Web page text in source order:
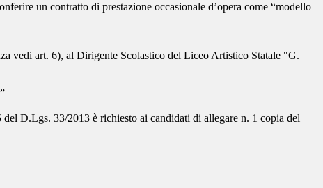
un contratto di prestazione occasionale d’opera come “modello
vedi art. 6), al Dirigente Scolastico del Liceo Artistico Statale "G.
D.Lgs. 33/2013 è richiesto ai candidati di allegare n. 1 copia del